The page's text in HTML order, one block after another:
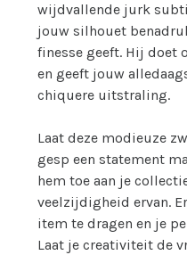
wijdvallende jurk
jouw silhouet
finesse geeft. Hij doet
en geeft jouw
chiquere uitstraling.
Laat deze modieuze
gesp een statement
hem toe aan je
veelzijdigheid ervan.
item te dragen en je
Laat je creativiteit de